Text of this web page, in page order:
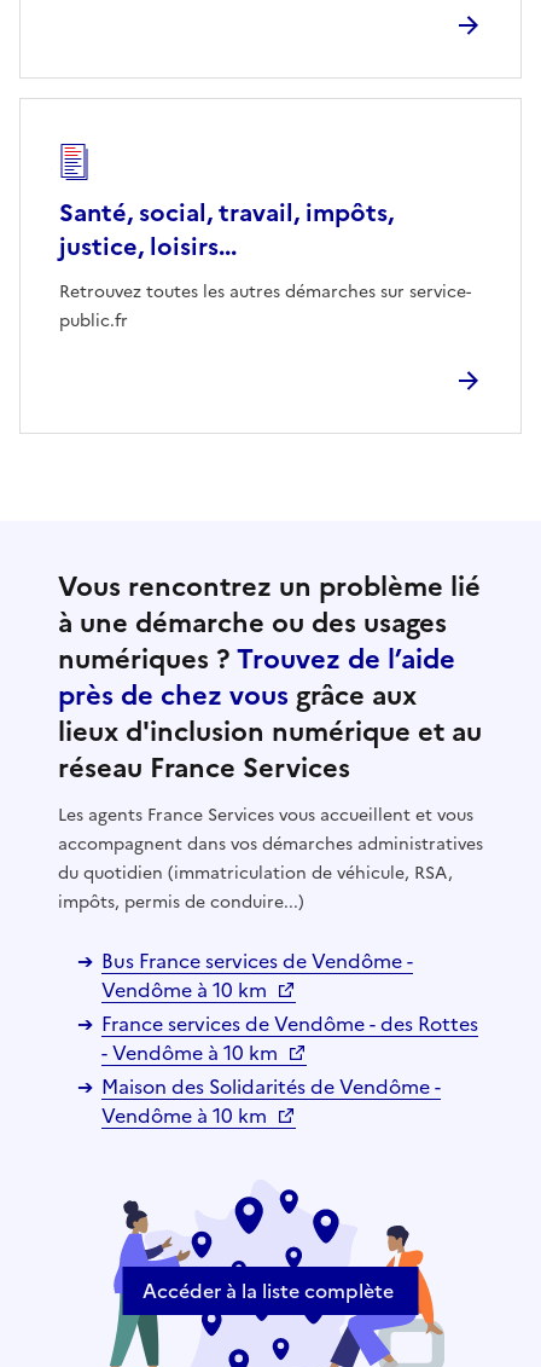
Santé, social, travail, impôts,
justice, loisirs...
Retrouvez toutes les autres démarches sur service-
public.fr
Vous rencontrez un problème lié
à une démarche ou des usages
numériques ?Trouvez de l’aide
près de chez vous grâce aux
lieux d'inclusion numérique et au
réseau France Services
Les agents France Services vous accueillent et vous
accompagnent dans vos démarches administratives
du quotidien (immatriculation de véhicule, RSA,
impôts, permis de conduire...)
Bus France services de Vendôme -
Vendôme à 10 km
France services de Vendôme - des Rottes
- Vendôme à 10 km
Maison des Solidarités de Vendôme -
Vendôme à 10 km
Accéder à la liste complète